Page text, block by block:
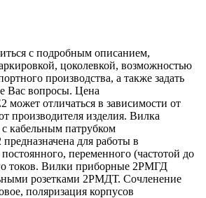
с подробным описанием,
цоколевкой, возможностью
производства, а также задать
Вас вопросы. Цена
отличаться в зависимости от
производителя изделия. Вилка
кабельным патрубком
для работы в
переменного (частотой до
токов. Вилки приборные 2РМГД
розетками 2РМДТ. Сочленение
поляризация корпусов